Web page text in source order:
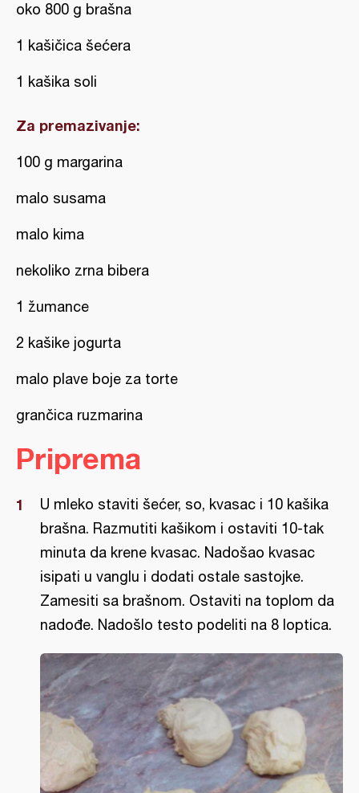
oko 800 g brašna
1 kašičica šećera
1 kašika soli
Za premazivanje:
100 g margarina
malo susama
malo kima
nekoliko zrna bibera
1 žumance
2 kašike jogurta
malo plave boje za torte
grančica ruzmarina
Priprema
U mleko staviti šećer, so, kvasac i 10 kašika
brašna. Razmutiti kašikom i ostaviti 10-tak
minuta da krene kvasac. Nadošao kvasac
isipati u vanglu i dodati ostale sastojke.
Zamesiti sa brašnom. Ostaviti na toplom da
nadođe. Nadošlo testo podeliti na 8 loptica.